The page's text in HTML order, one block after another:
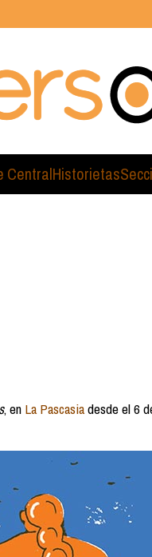
CentralHistorietas
, en La Pascasiadesde el 6